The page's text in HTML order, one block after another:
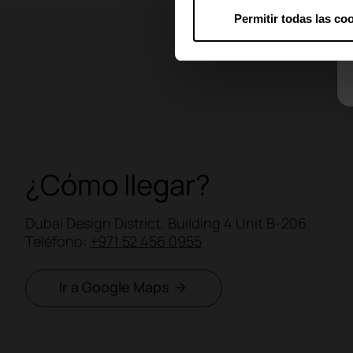
Permitir todas las
¿Cómo llegar?
Dubai Design District, Building 4 Unit B-206.
Teléfono: +971 52 456 0955
Ir a Google Maps